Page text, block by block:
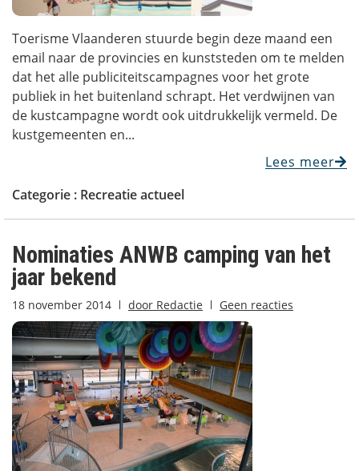
Toerisme Vlaanderen stuurde begin deze maand een
email naar de provincies en kunststeden om te melden
dat het alle publiciteitscampagnes voor het grote
publiek in het buitenland schrapt. Het verdwijnen van
de kustcampagne wordt ook uitdrukkelijk vermeld. De
kustgemeenten en...
Lees meer
Categorie : Recreatie actueel
Nominaties ANWB camping van het
jaar bekend
18 november 2014 door Redactie Geen reacties